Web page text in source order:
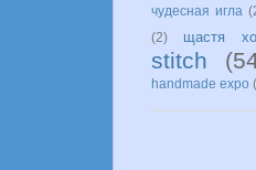
чудесная игла
(2)
щастя
stitch
handmade expo